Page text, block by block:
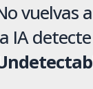
vuelvas
IA